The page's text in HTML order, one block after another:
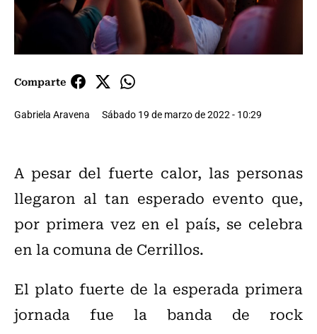
Comparte
Gabriela Aravena Sábado 19 de marzo de 2022 - 10:29
A pesar del fuerte calor, las personas
llegaron al tan esperado evento que,
por primera vez en el país, se celebra
en la comuna de Cerrillos.
El plato fuerte de la esperada primera
jornada fue la banda de rock